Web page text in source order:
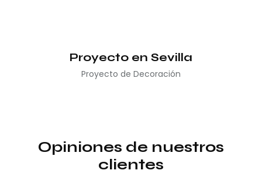
Proyecto en Sevilla
Proyecto de Decoración
Opiniones de nuestros
clientes